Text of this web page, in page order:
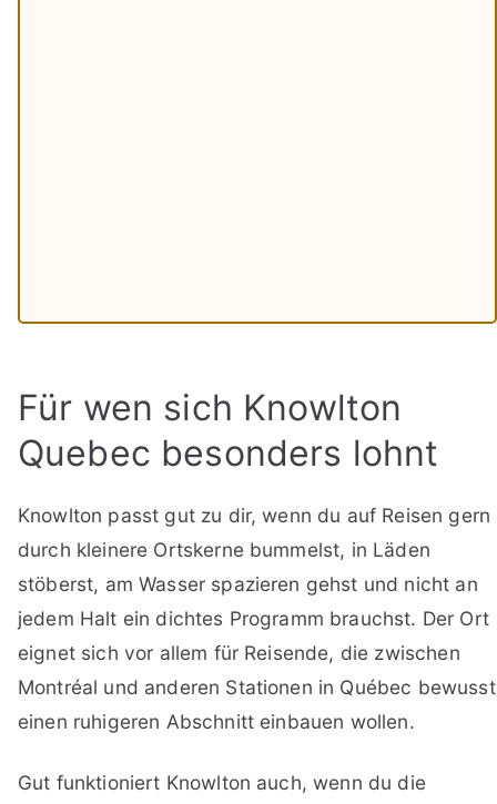
Für wen sich Knowlton
Quebec besonders lohnt
Knowlton passt gut zu dir, wenn du auf Reisen gern
durch kleinere Ortskerne bummelst, in Läden
stöberst, am Wasser spazieren gehst und nicht an
jedem Halt ein dichtes Programm brauchst. Der Ort
eignet sich vor allem für Reisende, die zwischen
Montréal und anderen Stationen in Québec bewusst
einen ruhigeren Abschnitt einbauen wollen.
Gut funktioniert Knowlton auch, wenn du die